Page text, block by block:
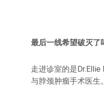
最后一线希望破灭了
走进诊室的是
与脖颈肿瘤手术医生